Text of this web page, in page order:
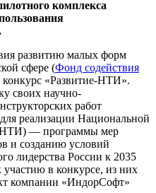
комплекса
развитию малых форм
сфере (Фонд содействия
конкурс «Развитие-НТИ».
своих научно-
работ
реализации Национальной
— программы мер
и созданию условий
лидерства России к 2035
участию в конкурсе, из них
компании «ИндорСофт»